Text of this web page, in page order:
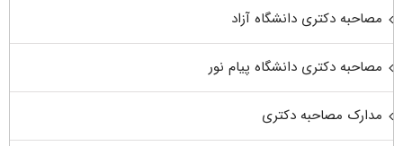
مصاحبه دکتری دانشگاه آزاد
مصاحبه دکتری دانشگاه پیام نور
مدارک مصاحبه دکتری